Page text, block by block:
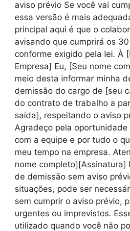
aviso prévio Se você vai
essa versão é mais
principal aqui é que o
avisando que cumprirá os
conforme exigido pela lei. À
Empresa] Eu, [Seu nome
meio desta informar minha
demissão do cargo de [seu
do contrato de trabalho a
saída], respeitando o aviso
Agradeço pela
com a equipe e por tudo o
meu tempo na empresa.
nome completo][Assinatura]
de demissão sem aviso
situações, pode ser
sem cumprir o aviso prévio,
urgentes ou imprevistos.
utilizado quando você não